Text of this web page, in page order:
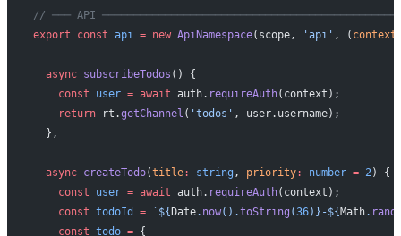
// ─── API
export const api = new ApiNamespace(scope, 'api' , ( context
  async
subscribeTodos () {
    const
user = await auth. requireAuth(context);
    return
rt.getChannel ( 'todos' , user.username);
  },
  async
createTodo(title: string , priority: number = 2) {
    const
user = await auth. requireAuth(context);
    const
todoId = `${ Date. now().toString (36) }-${ Math.
    const
todo = {